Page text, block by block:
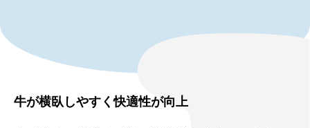
牛が横臥しやすく快適性が向上